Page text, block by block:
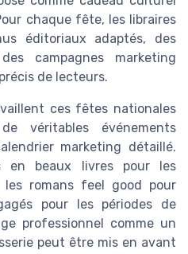
chaque fête, les libraires
éditoriaux adaptés, des
campagnes marketing
de lecteurs.
ces fêtes nationales
véritables événements
marketing détaillé.
en beaux livres pour les
les romans feel good pour
pour les périodes de
professionnel comme un
peut être mis en avant